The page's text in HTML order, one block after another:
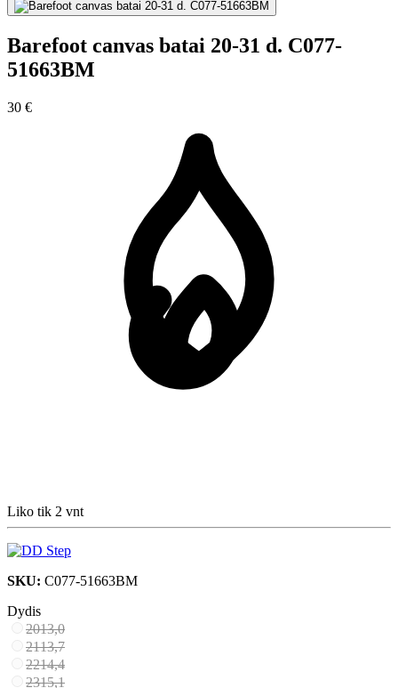
Barefoot canvas batai 20-31 d. C077-
51663BM
30 €
Liko tik 2 vnt
SKU: C077-51663BM
Dydis
2013,0
2113,7
2214,4
2315,1